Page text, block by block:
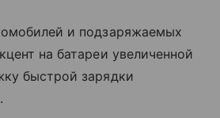
и подзаряжаемых
на батареи увеличенной
быстрой зарядки